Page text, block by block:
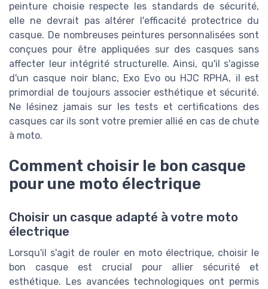
peinture choisie respecte les standards de sécurité,
elle ne devrait pas altérer l'efficacité protectrice du
casque. De nombreuses peintures personnalisées sont
conçues pour être appliquées sur des casques sans
affecter leur intégrité structurelle. Ainsi, qu'il s'agisse
d'un casque noir blanc, Exo Evo ou HJC RPHA, il est
primordial de toujours associer esthétique et sécurité.
Ne lésinez jamais sur les tests et certifications des
casques car ils sont votre premier allié en cas de chute
à moto.
Comment choisir le bon casque
pour une moto électrique
Choisir un casque adapté à votre moto
électrique
Lorsqu'il s'agit de rouler en moto électrique, choisir le
bon casque est crucial pour allier sécurité et
esthétique. Les avancées technologiques ont permis